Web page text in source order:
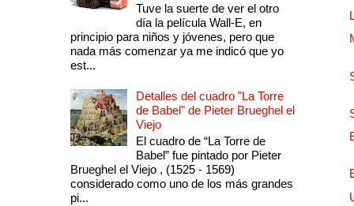
Tuve la suerte de ver el otro
día la película Wall-E, en
principio para niños y jóvenes, pero que
nada más comenzar ya me indicó que yo
est...
Detalles del cuadro "La Torre
de Babel" de Pieter Brueghel el
Viejo
El cuadro de “La Torre de
Babel” fue pintado por Pieter
Brueghel el Viejo , (1525 - 1569)
considerado como uno de los más grandes
pi...